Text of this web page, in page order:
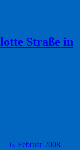
Straße in
6. Februar 2008